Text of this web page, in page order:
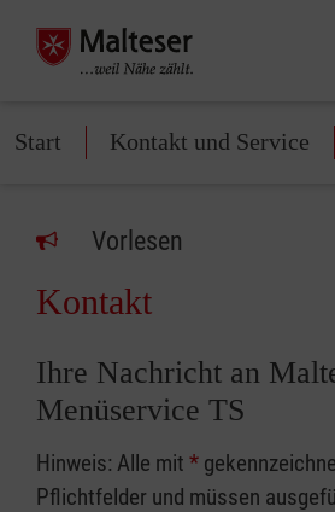
Start Kontakt und Service
Vorlesen
Kontakt
Ihre Nachricht an
Menüservice TS
Hinweis: Alle mit *
Pflichtfelder und müssen